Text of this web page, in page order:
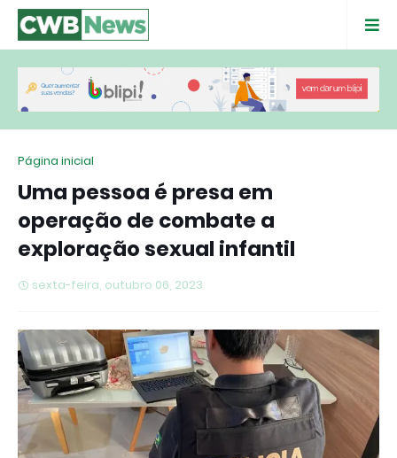
Página inicial
Uma pessoa é presa em
operação de combate a
exploração sexual infantil
sexta-feira, outubro 06, 2023